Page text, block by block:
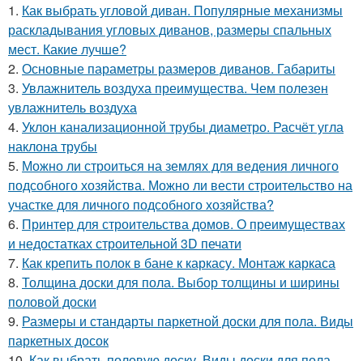
1. Как выбрать угловой диван. Популярные механизмы
раскладывания угловых диванов, размеры спальных
мест. Какие лучше?
2. Основные параметры размеров диванов. Габариты
3. Увлажнитель воздуха преимущества. Чем полезен
увлажнитель воздуха
4. Уклон канализационной трубы диаметро. Расчёт угла
наклона трубы
5. Можно ли строиться на землях для ведения личного
подсобного хозяйства. Можно ли вести строительство на
участке для личного подсобного хозяйства?
6. Принтер для строительства домов. О преимуществах
и недостатках строительной 3D печати
7. Как крепить полок в бане к каркасу. Монтаж каркаса
8. Толщина доски для пола. Выбор толщины и ширины
половой доски
9. Размеры и стандарты паркетной доски для пола. Виды
паркетных досок